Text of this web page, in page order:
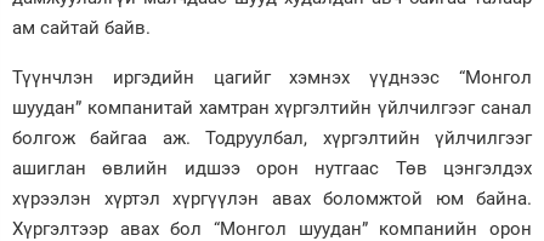
ам сайтай байв.
Түүнчлэн иргэдийн цагийг хэмнэх үүднээс “Монгол
шуудан” компанитай хамтран хүргэлтийн үйлчилгээг санал
болгож байгаа аж. Тодруулбал, хүргэлтийн үйлчилгээг
ашиглан өвлийн идшээ орон нутгаас Төв цэнгэлдэх
хүрээлэн хүртэл хүргүүлэн авах боломжтой юм байна.
Хүргэлтээр авах бол “Монгол шуудан” компанийн орон